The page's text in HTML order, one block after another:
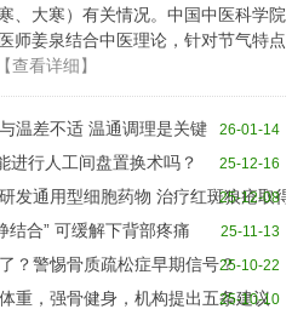
、大寒）有关情况。中国中医科学院
师姜泉结合中医理论，针对节气特点
【查看详细】
温差不适 温通调理是关键 26-01-14
进行人工间盘置换术吗？ 25-12-16
发通用型细胞药物 治疗红斑狼疮取
25-12-08
结合” 可缓解下背部疼痛 25-11-13
？警惕骨质疏松症早期信号？25-10-22
重，强骨健身，机构提出五条建议
25-10-10